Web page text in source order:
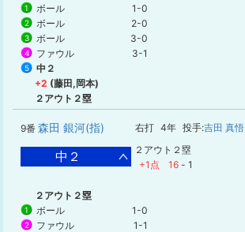
1 ボール 1-0
2 ボール 2-0
3 ボール 3-0
4 ファウル 3-1
5
中２
+2 (藤田,岡本)
２アウト２塁
9番 森田 銀河(指) 右打 4年 投手:吉田 真悟
中２
２アウト２塁
+1点
16 - 1
２アウト２塁
1 ボール 1-0
2 ファウル 1-1